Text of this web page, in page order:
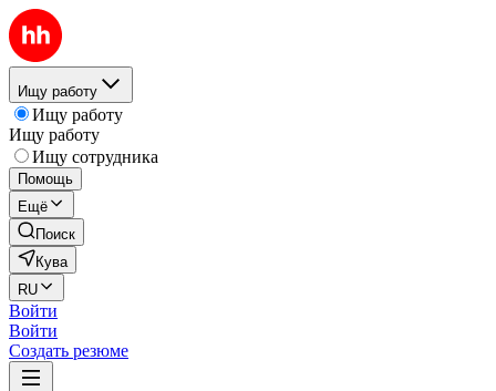
Ищу работу
Ищу работу
Ищу работу
Ищу сотрудника
Помощь
Ещё
Поиск
Кува
RU
Войти
Войти
Создать резюме